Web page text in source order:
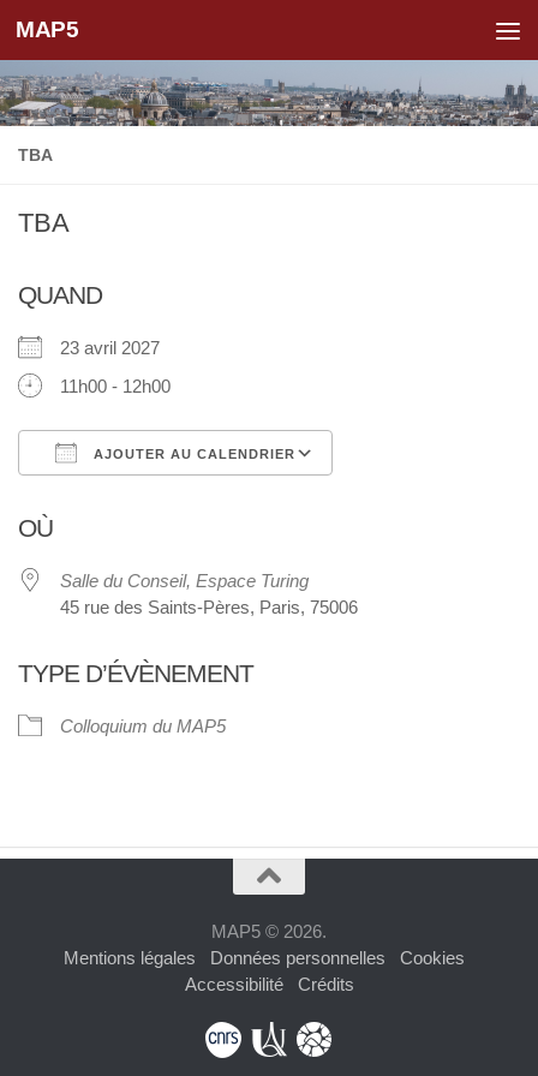
Skip to content
MAP5
TBA
TBA
QUAND
23 avril 2027
11h00 - 12h00
AJOUTER AU CALENDRIER
OÙ
Salle du Conseil, Espace Turing
45 rue des Saints-Pères, Paris, 75006
TYPE D’ÉVÈNEMENT
Colloquium du MAP5
MAP5 © 2026.
Mentions légales
Données personnelles
Cookies
Accessibilité
Crédits